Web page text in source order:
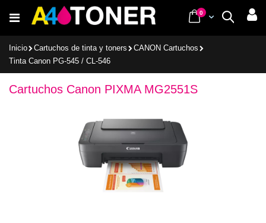
al
Buscar
Cart
0items
Inicio Cartuchos de tinta y toners
CANON Cartuchos
Tinta Canon PG-545 / CL-546
Cartuchos Canon PIXMA MG2551S